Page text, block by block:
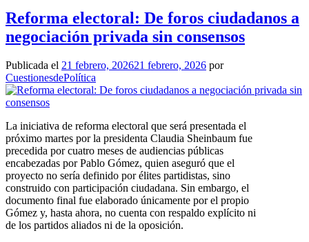
Reforma electoral: De foros ciudadanos a
negociación privada sin consensos
Publicada el 21 febrero, 202621 febrero, 2026 por
CuestionesdePolítica
La iniciativa de reforma electoral que será presentada el
próximo martes por la presidenta Claudia Sheinbaum fue
precedida por cuatro meses de audiencias públicas
encabezadas por Pablo Gómez, quien aseguró que el
proyecto no sería definido por élites partidistas, sino
construido con participación ciudadana. Sin embargo, el
documento final fue elaborado únicamente por el propio
Gómez y, hasta ahora, no cuenta con respaldo explícito ni
de los partidos aliados ni de la oposición.